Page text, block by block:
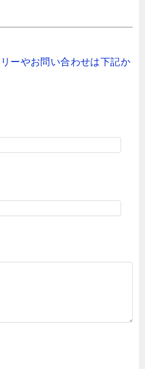
ーやお問い合わせは下記か